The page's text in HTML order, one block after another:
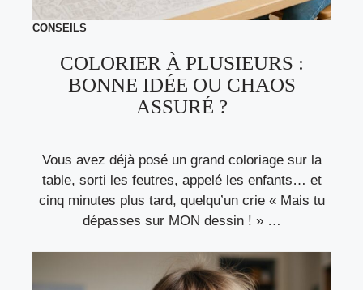
CONSEILS
COLORIER À PLUSIEURS :
BONNE IDÉE OU CHAOS
ASSURÉ ?
Vous avez déjà posé un grand coloriage sur la
table, sorti les feutres, appelé les enfants… et
cinq minutes plus tard, quelqu’un crie « Mais tu
dépasses sur MON dessin ! » …